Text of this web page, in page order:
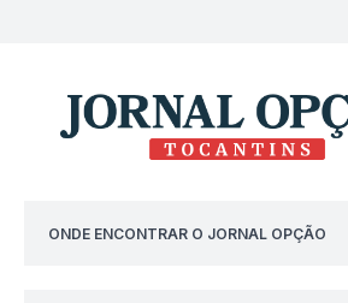
ONDE ENCONTRAR O JORNAL OPÇÃO